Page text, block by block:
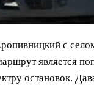
с
является
остановок.